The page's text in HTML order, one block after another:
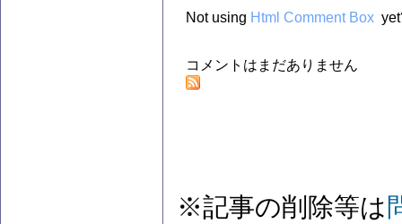
Not using Html Comment Box
コメントはまだありません
※記事の削除等は